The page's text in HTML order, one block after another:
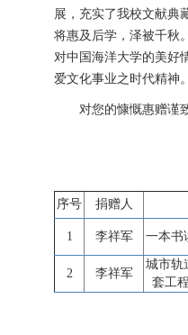
展，充实了我校文献典
将惠及后学，泽被千秋
对中国海洋大学的美好
爱文化事业之时代精神。
对您的慷慨惠赠谨
序号 捐赠人
1 李祥军 一本书
2 李祥军
城市轨
套工